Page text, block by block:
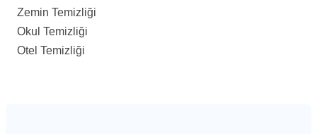
Zemin Temizliği
Okul Temizliği
Otel Temizliği